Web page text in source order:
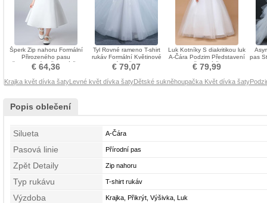
Šperk Zip nahoru Formální
Přirozeného pasu
Představení Květinové šaty
€ 64,36
Tyl Rovné rameno T-shirt
rukáv Formální Květinové
dívky šaty
€ 79,07
Luk Kotníky S diakritikou luk
A-Čára Podzim Představení
Květinové šaty
€ 79,99
pas
Krajka květ dívka šatyLevné květ dívka šatyDětské sukněhoupačka Květ dívka šaty
Popis oblečení
Silueta A-Čára
Pasová linie Přírodní pas
Zpět Detaily Zip nahoru
Typ rukávu T-shirt rukáv
Výzdoba Krajka, Přikrýt, Výšivka, Luk